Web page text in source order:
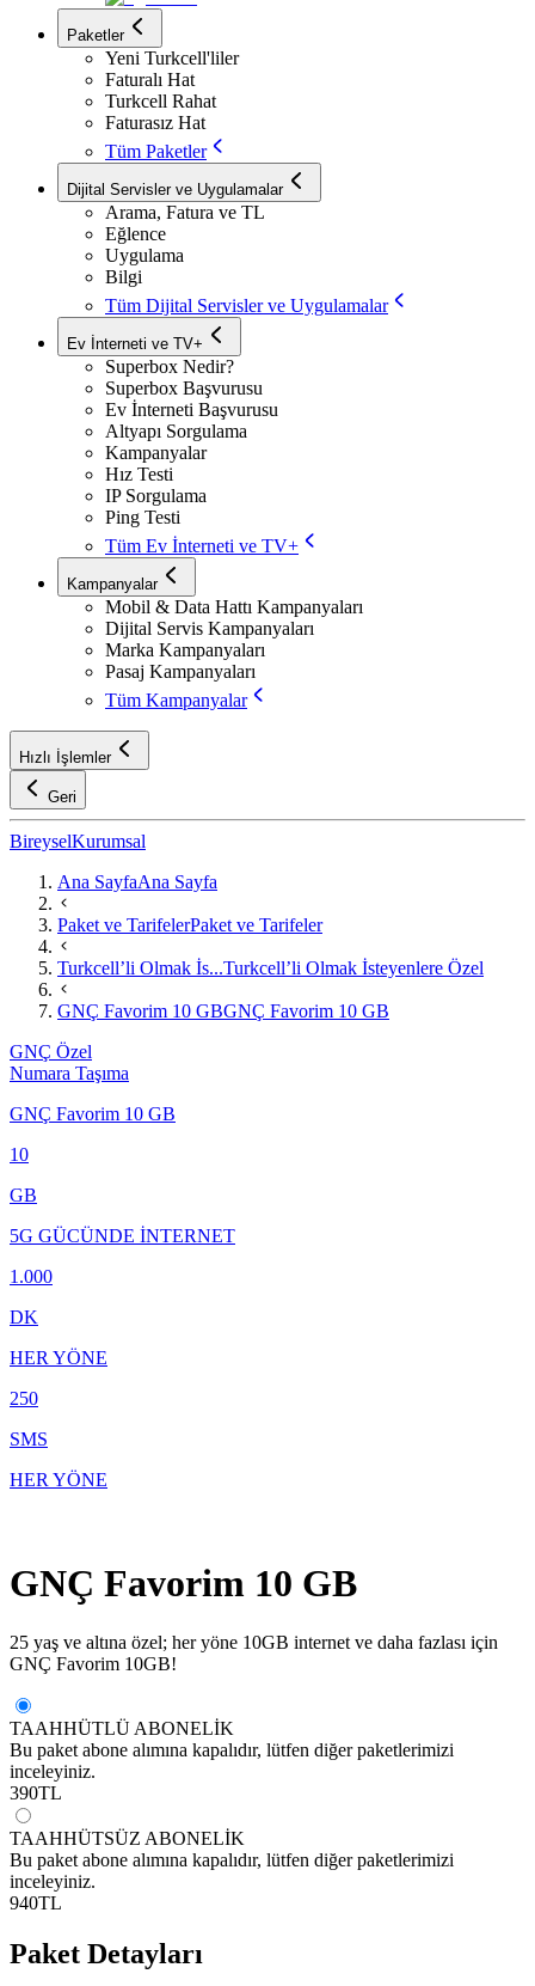
Paketler
Yeni Turkcell'liler
Faturalı Hat
Turkcell Rahat
Faturasız Hat
Tüm Paketler
Dijital Servisler ve Uygulamalar
Arama, Fatura ve TL
Eğlence
Uygulama
Bilgi
Tüm Dijital Servisler ve Uygulamalar
Ev İnterneti ve TV+
Superbox Nedir?
Superbox Başvurusu
Ev İnterneti Başvurusu
Altyapı Sorgulama
Kampanyalar
Hız Testi
IP Sorgulama
Ping Testi
Tüm Ev İnterneti ve TV+
Kampanyalar
Mobil & Data Hattı Kampanyaları
Dijital Servis Kampanyaları
Marka Kampanyaları
Pasaj Kampanyaları
Tüm Kampanyalar
Hızlı İşlemler
Geri
BireyselKurumsal
Ana SayfaAna Sayfa
Paket ve TarifelerPaket ve Tarifeler
Turkcell’li Olmak İs...Turkcell’li Olmak İsteyenlere Özel
GNÇ Favorim 10 GBGNÇ Favorim 10 GB
GNÇ Özel
Numara Taşıma
GNÇ Favorim 10 GB
10
GB
5G GÜCÜNDE İNTERNET
1.000
DK
HER YÖNE
250
SMS
HER YÖNE
GNÇ Favorim 10 GB
25 yaş ve altına özel; her yöne 10GB internet ve daha fazlası için
GNÇ Favorim 10GB!
TAAHHÜTLÜ ABONELİK
Bu paket abone alımına kapalıdır, lütfen diğer paketlerimizi
inceleyiniz.
390TL
TAAHHÜTSÜZ ABONELİK
Bu paket abone alımına kapalıdır, lütfen diğer paketlerimizi
inceleyiniz.
940TL
Paket Detayları